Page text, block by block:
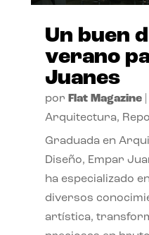
Un buen
verano
Juanes
por Flat Magazine|
Arquitectura,
Graduada en
Diseño, Empar
ha especializado
diversos
artística,